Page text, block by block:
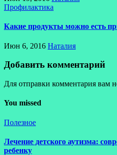
Профилактика
Какие продукты можно есть
Июн 6, 2016 Наталия
Добавить комментарий
Для отправки комментария вам
You missed
Полезное
Лечение детского аутизма:
ребенку